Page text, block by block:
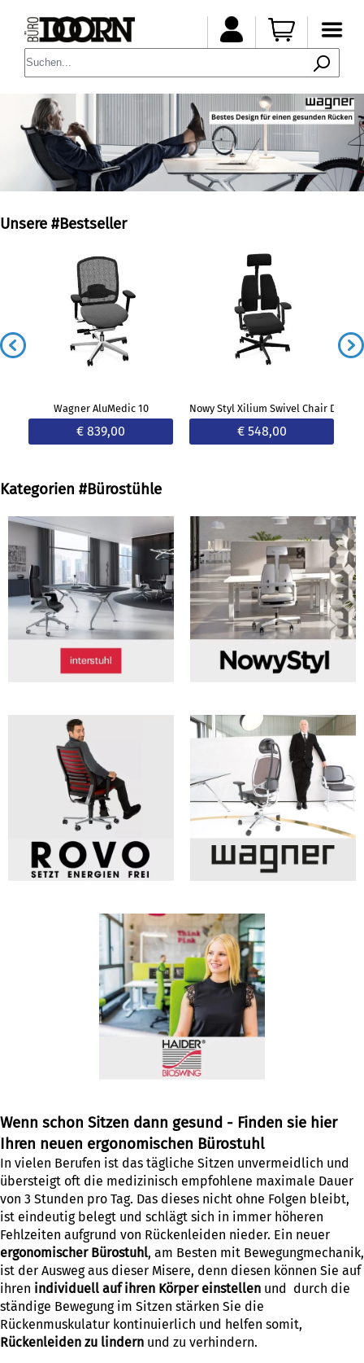
Unsere #Bestseller
Wagner AluMedic 10
€ 839,00
Nowy Styl Xilium Swivel Chair Duo
€ 548,00
Kategorien #Bürostühle
Wenn schon Sitzen dann gesund - Finden sie hier
Ihren neuen ergonomischen Bürostuhl
In vielen Berufen ist das tägliche Sitzen unvermeidlich und
übersteigt oft die medizinisch empfohlene maximale Dauer
von 3 Stunden pro Tag. Das dieses nicht ohne Folgen bleibt,
ist eindeutig belegt und schlägt sich in immer höheren
Fehlzeiten aufgrund von Rückenleiden nieder. Ein neuer
ergonomischer Bürostuhl, am Besten mit Bewegungmechanik,
ist der Ausweg aus dieser Misere, denn diesen können Sie auf
ihren individuell auf ihren Körper einstellen und durch die
ständige Bewegung im Sitzen stärken Sie die
Rückenmuskulatur kontinuierlich und helfen somit,
Rückenleiden zu lindern und zu verhindern.